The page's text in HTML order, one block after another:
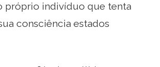
próprio indivíduo que tenta
consciência estados